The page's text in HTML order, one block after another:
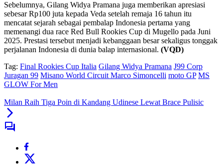
Sebelumnya, Gilang Widya Pramana juga memberikan apresiasi
sebesar Rp100 juta kepada Veda setelah remaja 16 tahun itu
mencatat sejarah sebagai pembalap Indonesia pertama yang
memenangi dua race Red Bull Rookies Cup di Mugello pada Juni
2025. Prestasi tersebut menjadi kebanggaan besar sekaligus tonggak
perjalanan Indonesia di dunia balap internasional. (VQD)
Tag: Final Rookies Cup Italia Gilang Widya Pramana J99 Corp
Juragan 99 Misano World Circuit Marco Simoncelli moto GP MS
GLOW For Men
Milan Raih Tiga Poin di Kandang Udinese Lewat Brace Pulisic